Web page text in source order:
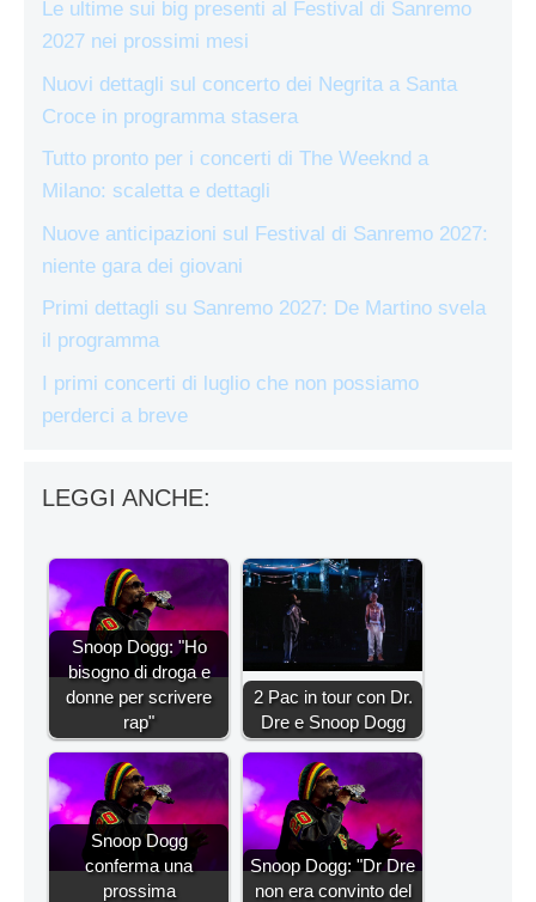
Le ultime sui big presenti al Festival di Sanremo
2027 nei prossimi mesi
Nuovi dettagli sul concerto dei Negrita a Santa
Croce in programma stasera
Tutto pronto per i concerti di The Weeknd a
Milano: scaletta e dettagli
Nuove anticipazioni sul Festival di Sanremo 2027:
niente gara dei giovani
Primi dettagli su Sanremo 2027: De Martino svela
il programma
I primi concerti di luglio che non possiamo
perderci a breve
LEGGI ANCHE:
Snoop Dogg: "Ho
bisogno di droga e
donne per scrivere
rap"
2 Pac in tour con Dr.
Dre e Snoop Dogg
Snoop Dogg
conferma una
prossima
Snoop Dogg: "Dr Dre
non era convinto del